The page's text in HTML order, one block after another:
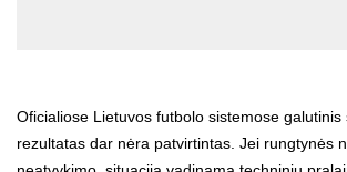
Oficialiose Lietuvos futbolo sistemose galutinis
rezultatas dar nėra patvirtintas. Jei rungtynės